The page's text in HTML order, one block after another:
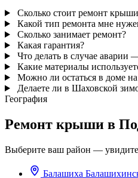
Сколько стоит ремонт
Какой тип ремонта мне
Сколько занимает ремонт?
Какая гарантия?
Что делать в случае аварии
Какие материалы
Можно ли остаться в доме
Делаете ли в Шаховской
География
Ремонт крыши в
Выберите ваш район —
Балашиха